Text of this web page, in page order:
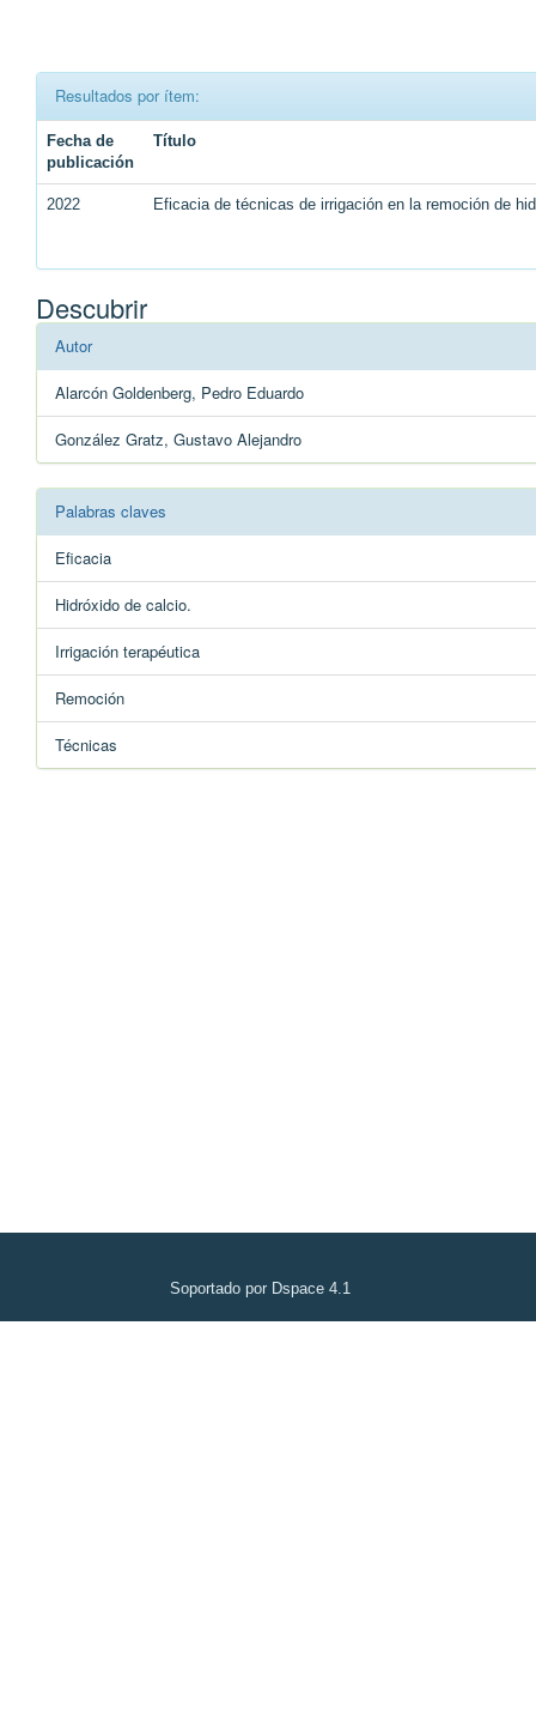
Resultados por ítem:
Fecha de
publicación
Título
2022 Eficacia de técnicas de irrigación en la remoción de
Descubrir
Autor
Alarcón Goldenberg, Pedro Eduardo
González Gratz, Gustavo Alejandro
Palabras claves
Eficacia
Hidróxido de calcio.
Irrigación terapéutica
Remoción
Técnicas
Soportado por Dspace 4.1